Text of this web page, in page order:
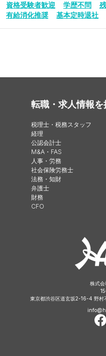
資格受験者歓迎
学歴不問
有給消化推奨
基本定時退社
転職・求人情報を
税理士・税務スタッフ
経理
公認会計士
M&A・FAS
人事・労務
社会保険労務士
法務・知財
弁護士
財務
CFO
株式会
東京都渋谷区道玄坂2-16-4 野村